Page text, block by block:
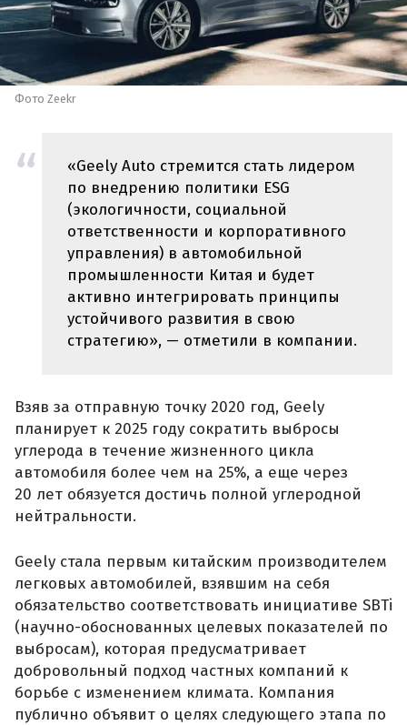
Фото Zeekr
«Geely Auto стремится стать лидером
по внедрению политики ESG
(экологичности, социальной
ответственности и корпоративного
управления) в автомобильной
промышленности Китая и будет
активно интегрировать принципы
устойчивого развития в свою
стратегию», — отметили в компании.
Взяв за отправную точку 2020 год, Geely
планирует к 2025 году сократить выбросы
углерода в течение жизненного цикла
автомобиля более чем на 25%, а еще через
20 лет обязуется достичь полной углеродной
нейтральности.
Geely стала первым китайским производителем
легковых автомобилей, взявшим на себя
обязательство соответствовать инициативе SBTi
(научно-обоснованных целевых показателей по
выбросам), которая предусматривает
добровольный подход частных компаний к
борьбе с изменением климата. Компания
публично объявит о целях следующего этапа по